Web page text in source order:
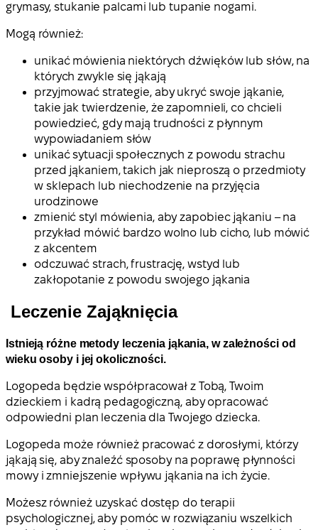
grymasy, stukanie palcami lub tupanie nogami.
Mogą również:
unikać mówienia niektórych dźwięków lub słów, na
których zwykle się jąkają
przyjmować strategie, aby ukryć swoje jąkanie,
takie jak twierdzenie, że zapomnieli, co chcieli
powiedzieć, gdy mają trudności z płynnym
wypowiadaniem słów
unikać sytuacji społecznych z powodu strachu
przed jąkaniem, takich jak nieproszą o przedmioty
w sklepach lub niechodzenie na przyjęcia
urodzinowe
zmienić styl mówienia, aby zapobiec jąkaniu – na
przykład mówić bardzo wolno lub cicho, lub mówić
z akcentem
odczuwać strach, frustrację, wstyd lub
zakłopotanie z powodu swojego jąkania
Leczenie Zająknięcia
Istnieją różne metody leczenia jąkania, w zależności od
wieku osoby i jej okoliczności.
Logopeda będzie współpracował z Tobą, Twoim
dzieckiem i kadrą pedagogiczną, aby opracować
odpowiedni plan leczenia dla Twojego dziecka.
Logopeda może również pracować z dorosłymi, którzy
jąkają się, aby znaleźć sposoby na poprawę płynności
mowy i zmniejszenie wpływu jąkania na ich życie.
Możesz również uzyskać dostęp do terapii
psychologicznej, aby pomóc w rozwiązaniu wszelkich